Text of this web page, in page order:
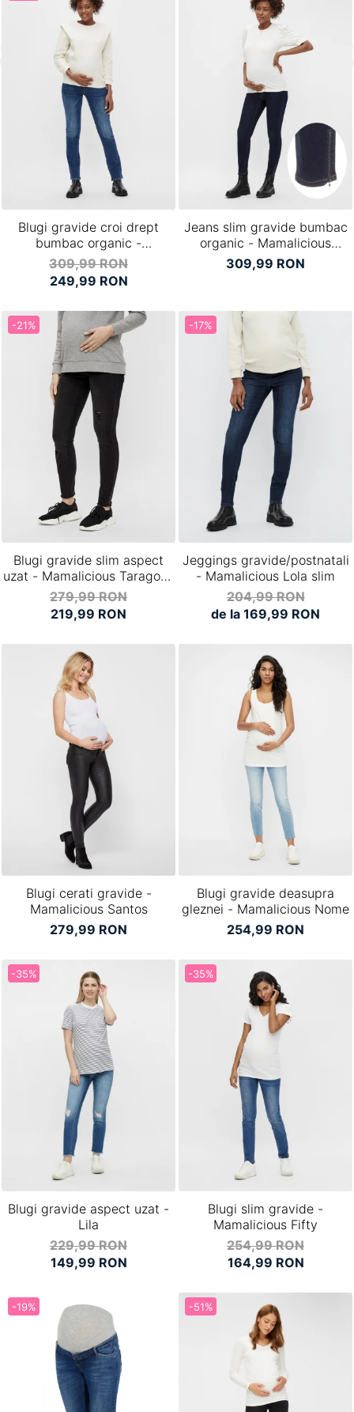
Blugi gravide croi drept
bumbac organic -
Mamalicious Plano
309,99 RON
249,99 RON
Jeans slim gravide bumbac
organic - Mamalicious
Morena
309,99 RON
-21%
Blugi gravide slim aspect
uzat - Mamalicious Taragona
negri
279,99 RON
219,99 RON
-17%
Jeggings gravide/postnatali
- Mamalicious Lola slim
204,99 RON
de la 169,99 RON
Blugi cerati gravide -
Mamalicious Santos
279,99 RON
Blugi gravide deasupra
gleznei - Mamalicious Nome
254,99 RON
-35%
Blugi gravide aspect uzat -
Lila
229,99 RON
149,99 RON
-35%
Blugi slim gravide -
Mamalicious Fifty
254,99 RON
164,99 RON
-19% -51%